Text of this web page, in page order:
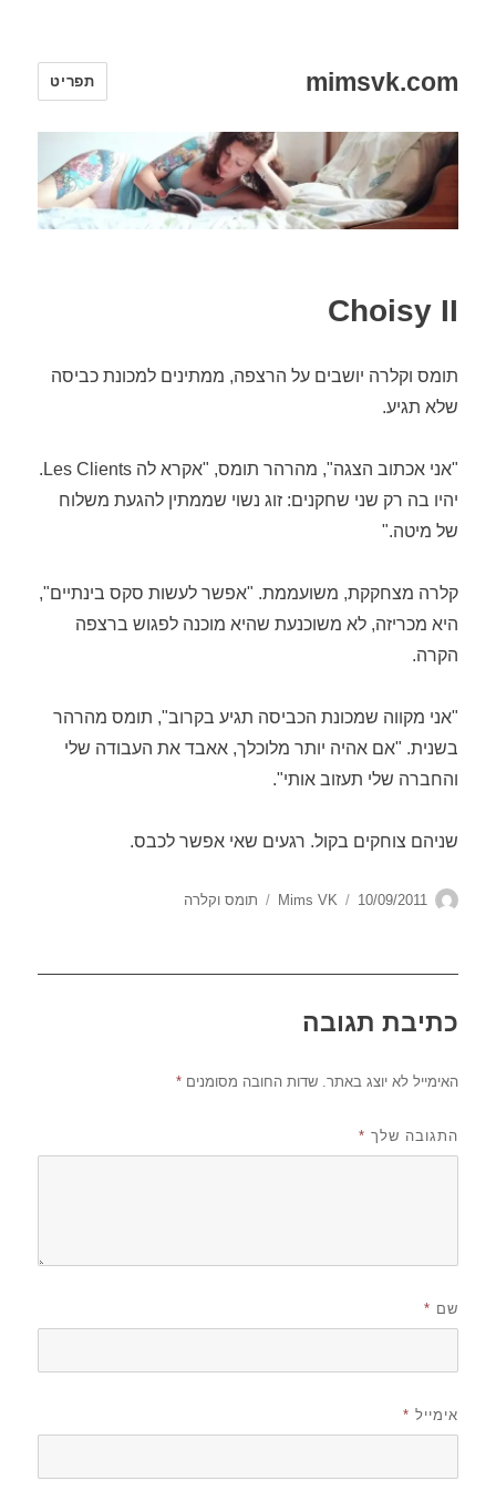
mimsvk.com תפריט
Choisy II
תומס וקלרה יושבים על הרצפה, ממתינים למכונת כביסה
שלא תגיע.
"אני אכתוב הצגה", מהרהר תומס, "אקרא לה Les Clients.
יהיו בה רק שני שחקנים: זוג נשוי שממתין להגעת משלוח
של מיטה."
קלרה מצחקקת, משועממת. "אפשר לעשות סקס בינתיים",
היא מכריזה, לא משוכנעת שהיא מוכנה לפגוש ברצפה
הקרה.
"אני מקווה שמכונת הכביסה תגיע בקרוב", תומס מהרהר
בשנית. "אם אהיה יותר מלוכלך, אאבד את העבודה שלי
והחברה שלי תעזוב אותי".
שניהם צוחקים בקול. רגעים שאי אפשר לכבס.
מחבר Mims VK
פורסם 10/09/2011 קטגוריות
תומס וקלרה
כתיבת תגובה
האימייל לא יוצג באתר. שדות החובה מסומנים*
התגובה שלך *
שם *
אימייל *